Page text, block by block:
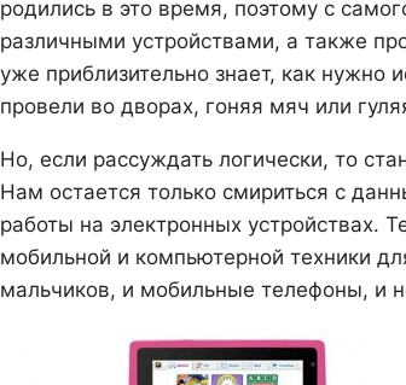
родились в это время, поэтому с
различными устройствами, а также
уже приблизительно знает, как нужно
провели во дворах, гоняя мяч или
Но, если рассуждать логически, то
Нам остается только смириться с
работы на электронных устройствах.
мобильной и компьютерной техники
мальчиков, и мобильные телефоны, и